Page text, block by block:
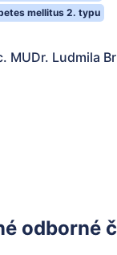
mellitus 2. typu
MUDr. Ludmila
odborné